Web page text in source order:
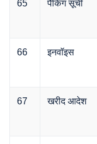
65 पैकिंग सूची
66 इनवॉइस
67 खरीद आदेश